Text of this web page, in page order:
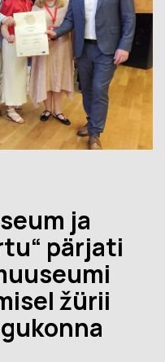
ja
pärjati
žürii